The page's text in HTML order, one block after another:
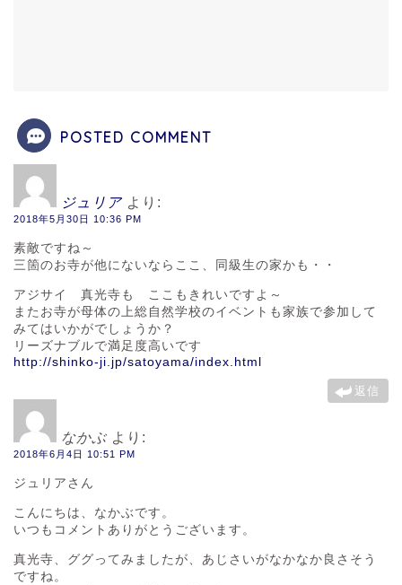
POSTED COMMENT
ジュリア より:
2018年5月30日 10:36 PM
素敵ですね～
三箇のお寺が他にないならここ、同級生の家かも・・
アジサイ 真光寺も ここもきれいですよ～
またお寺が母体の上総自然学校のイベントも家族で参加して
みてはいかがでしょうか？
リーズナブルで満足度高いです
http://shinko-ji.jp/satoyama/index.html
返信
なかぶ より:
2018年6月4日 10:51 PM
ジュリアさん
こんにちは、なかぶです。
いつもコメントありがとうございます。
真光寺、ググってみましたが、あじさいがなかなか良さそう
ですね。